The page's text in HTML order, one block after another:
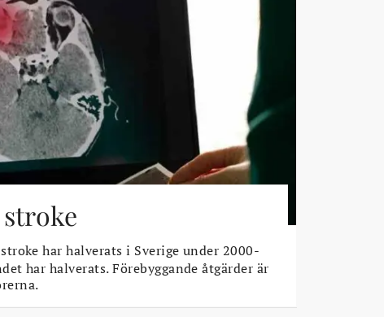
har halverats i Sverige under 2000-
har halverats. Förebyggande åtgärder är